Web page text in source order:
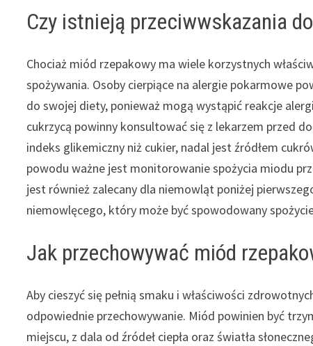
Czy istnieją przeciwwskazania
Chociaż miód rzepakowy ma wiele korzystnych
spożywania. Osoby cierpiące na alergie pokarmowe
do swojej diety, ponieważ mogą wystąpić reakcje
cukrzycą powinny konsultować się z lekarzem przed
indeks glikemiczny niż cukier, nadal jest źródłem
powodu ważne jest monitorowanie spożycia miodu
jest również zalecany dla niemowląt poniżej
niemowlęcego, który może być spowodowany
Jak przechowywać miód
Aby cieszyć się pełnią smaku i właściwości
odpowiednie przechowywanie. Miód powinien być
miejscu, z dala od źródeł ciepła oraz światła